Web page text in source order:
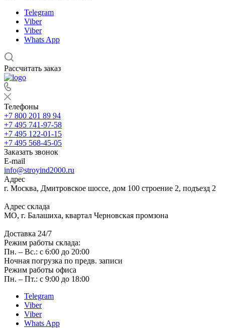
Telegram
Viber
Viber
Whats App
Рассчитать заказ
Телефоны
+7 800 201 89 94
+7 495 741-97-58
+7 495 122-01-15
+7 495 568-45-05
Заказать звонок
E-mail
info@stroyind2000.ru
Адрес
г. Москва, Дмитровское шоссе, дом 100 строение 2, подъезд 2
Адрес склада
МО, г. Балашиха, квартал Черновская промзона
Доставка 24/7
Режим работы склада:
Пн. – Вс.: с 6:00 до 20:00
Ночная погрузка по предв. записи
Режим работы офиса
Пн. – Пт.: с 9:00 до 18:00
Telegram
Viber
Viber
Whats App